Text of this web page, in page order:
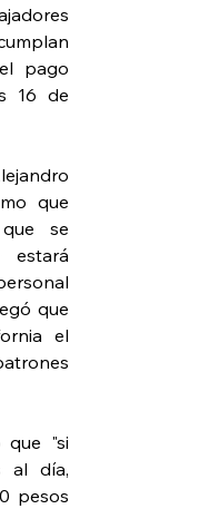
pago
16 de
que
se
que
el
que "si
al día,
pesos